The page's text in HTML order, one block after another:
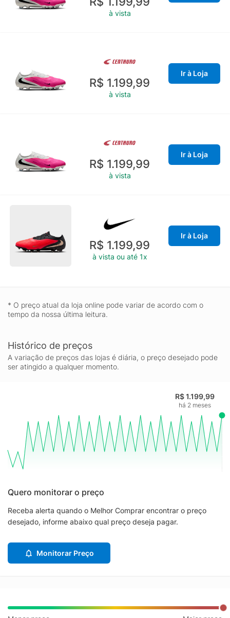
à vista
R$ 1.199,99
à vista
Ir à Loja
R$ 1.199,99
à vista
Ir à Loja
R$ 1.199,99
à vista ou até 1x
Ir à Loja
* O preço atual da loja online pode variar de acordo com o
tempo da nossa última leitura.
Histórico de preços
A variação de preços das lojas é diária, o preço desejado pode
ser atingido a qualquer momento.
R$ 1.199,99
há 2 meses
Quero monitorar o preço
Receba alerta quando o Melhor Comprar encontrar o preço
desejado, informe abaixo qual preço deseja pagar.
Monitorar Preço